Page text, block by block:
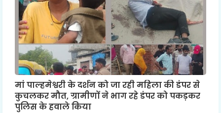
मां पाल्हमेश्वरी के दर्शन को जा रही महिला की डंपर से
कुचलकर मौत, ग्रामीणों ने भाग रहे डंपर को पकड़कर
पुलिस के हवाले किया